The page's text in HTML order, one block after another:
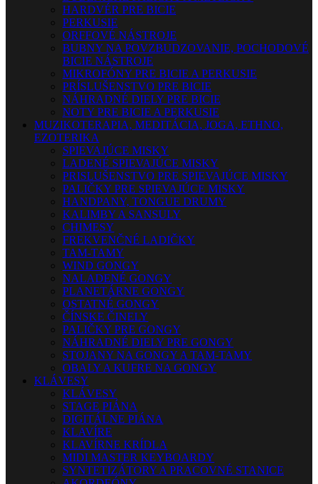
HARDVÉR PRE BICIE
PERKUSIE
ORFFOVÉ NÁSTROJE
BUBNY NA POVZBUDZOVANIE, POCHODOVÉ
BICIE NÁSTROJE
MIKROFÓNY PRE BICIE A PERKUSIE
PRÍSLUŠENSTVO PRE BICIE
NÁHRADNÉ DIELY PRE BICIE
NOTY PRE BICIE A PERKUSIE
MUZIKOTERAPIA, MEDITÁCIA, JOGA, ETHNO,
EZOTERIKA
SPIEVAJÚCE MISKY
LADENÉ SPIEVAJÚCE MISKY
PRISLUŠENSTVO PRE SPIEVAJÚCE MISKY
PALIČKY PRE SPIEVAJÚCE MISKY
HANDPANY, TONGUE DRUMY
KALIMBY A SANSULY
CHIMESY
FREKVENČNÉ LADIČKY
TAM-TAMY
WIND GONGY
NALADENÉ GONGY
PLANETÁRNE GONGY
OSTATNÉ GONGY
ČÍNSKE ČINELY
PALIČKY PRE GONGY
NÁHRADNÉ DIELY PRE GONGY
STOJANY NA GONGY A TAM-TAMY
OBALY A KUFRE NA GONGY
KLÁVESY
KLÁVESY
STAGE PIÁNA
DIGITÁLNE PIÁNA
KLAVÍRE
KLAVÍRNE KRÍDLA
MIDI MASTER KEYBOARDY
SYNTETIZÁTORY A PRACOVNÉ STANICE